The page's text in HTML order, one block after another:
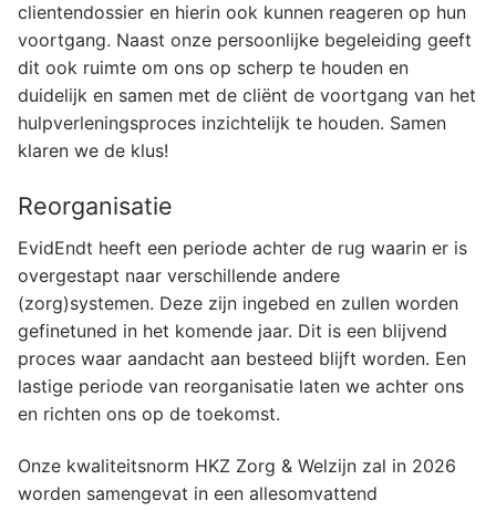
clientendossier en hierin ook kunnen reageren op hun
voortgang. Naast onze persoonlijke begeleiding geeft
dit ook ruimte om ons op scherp te houden en
duidelijk en samen met de cliënt de voortgang van het
hulpverleningsproces inzichtelijk te houden. Samen
klaren we de klus!
Reorganisatie
EvidEndt heeft een periode achter de rug waarin er is
overgestapt naar verschillende andere
(zorg)systemen. Deze zijn ingebed en zullen worden
gefinetuned in het komende jaar. Dit is een blijvend
proces waar aandacht aan besteed blijft worden. Een
lastige periode van reorganisatie laten we achter ons
en richten ons op de toekomst.
Onze kwaliteitsnorm HKZ Zorg & Welzijn zal in 2026
worden samengevat in een allesomvattend